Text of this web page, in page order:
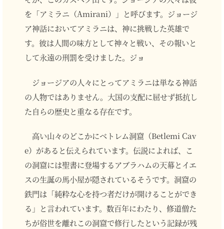
を「アミラニ（Amirani）」と呼びます。ジョージ
ア神話においてアミラニは、神に挑戦した英雄で
す。彼は人間の味方として神々と戦い、その報いと
して永遠の刑罰を受けました。ジョ
ジョージアの人々にとってアミラニは単なる神話
の人物ではありません。大国の支配に屈せず抵抗し
た自らの歴史と重なる存在です。
高い山々のどこかにベトレム洞窟（Betlemi Cav
e）があると伝えられています。伝説によれば、こ
の洞窟には聖書に登場するアブラハムの天幕とイエ
スの生誕の馬小屋が隠されているそうです。洞窟の
鉄門は「純粋な心を持つ者だけが開けることができ
る」と言われています。数百年にわたり、修道僧た
ちが俗世を離れこの洞窟で修行したという記録が残